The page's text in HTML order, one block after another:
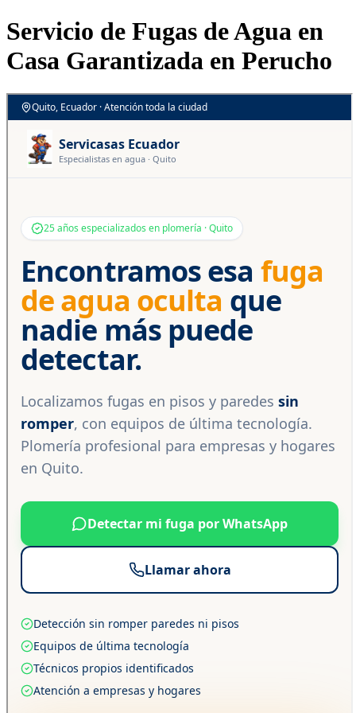
Servicio de Fugas de Agua en
Casa Garantizada en Perucho